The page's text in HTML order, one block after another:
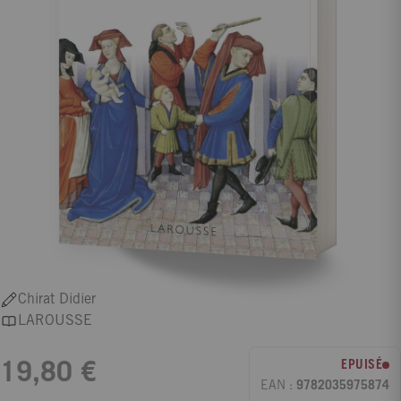
Chirat Didier
LAROUSSE
19,80 €
EPUISÉ
EAN : 9782035975874